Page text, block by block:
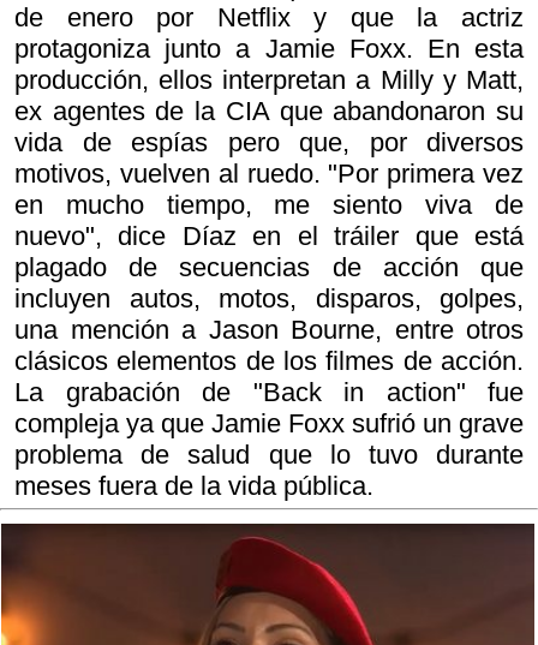
de enero por Netflix y que la actriz
protagoniza junto a Jamie Foxx. En esta
producción, ellos interpretan a Milly y Matt,
ex agentes de la CIA que abandonaron su
vida de espías pero que, por diversos
motivos, vuelven al ruedo. "Por primera vez
en mucho tiempo, me siento viva de
nuevo", dice Díaz en el tráiler que está
plagado de secuencias de acción que
incluyen autos, motos, disparos, golpes,
una mención a Jason Bourne, entre otros
clásicos elementos de los filmes de acción.
La grabación de "Back in action" fue
compleja ya que Jamie Foxx sufrió un grave
problema de salud que lo tuvo durante
meses fuera de la vida pública.